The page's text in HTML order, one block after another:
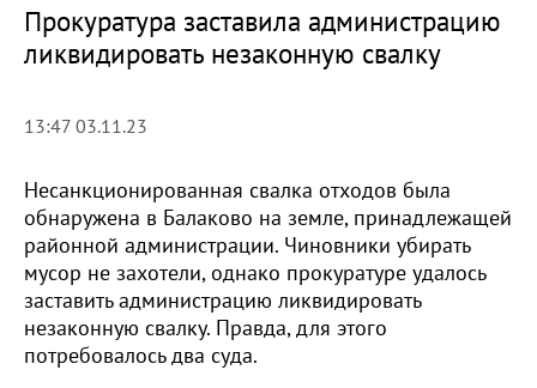
Прокуратура заставила администрацию
ликвидировать незаконную свалку
13:47 03.11.23
Несанкционированная свалка отходов была
обнаружена в Балаково на земле, принадлежащей
районной администрации. Чиновники убирать
мусор не захотели, однако прокуратуре удалось
заставить администрацию ликвидировать
незаконную свалку. Правда, для этого
потребовалось два суда.